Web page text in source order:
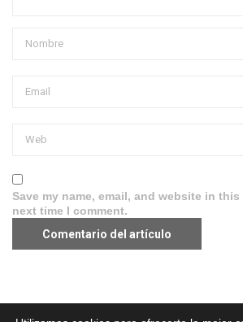
Save my name, email, and website in
next time I comment.
Aviso legal·Política de Privacidad·